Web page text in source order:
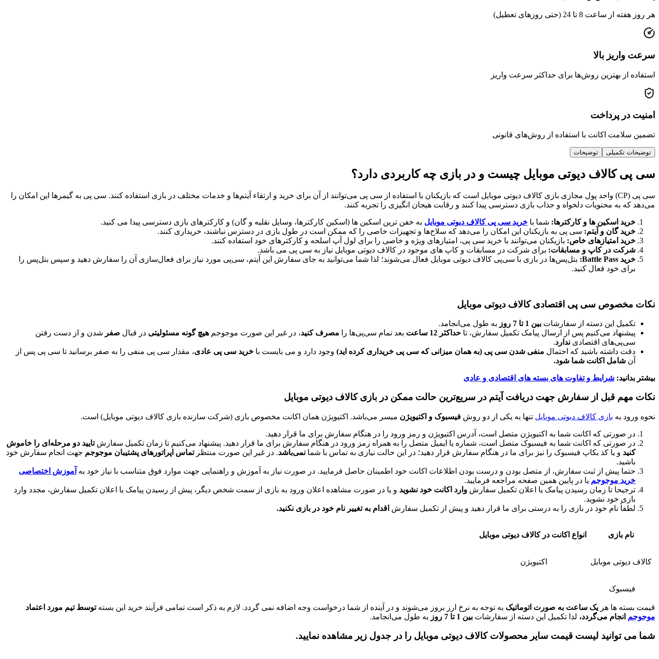
هر روز هفته از ساعت 8 تا 24 (حتی روزهای تعطیل)
سرعت واریز بالا
استفاده از بهترین روش‌ها برای حداکثر سرعت واریز
امنیت در پرداخت
تضمین سلامت اکانت با استفاده از روش‌های قانونی
توضیحات تکمیلی توضیحات
سی پی کالاف دیوتی موبایل چیست و در بازی چه کاربردی دارد؟
سی پی (CP) واحد پول مجازی بازی کالاف دیوتی موبایل است که بازیکنان با استفاده از سی پی می‌توانند از آن برای خرید و ارتقاء آیتم‌ها و خدمات مختلف در بازی استفاده کنند. سی پی به گیمرها این امکان را
می‌دهد که به محتویات دلخواه و جذاب بازی دسترسی پیدا کنند و رقابت هیجان انگیزی را تجربه کنند.
خرید اسکین ها و کارکترها: شما با خرید سی پی کالاف دیوتی موبایل به خفن ترین اسکین ها (اسکین کارکترها، وسایل نقلیه و گان) و کارکترهای بازی دسترسی پیدا می کنید.
خرید گان و آیتم: سی پی به بازیکنان این امکان را می‌دهد که سلاح‌ها و تجهیزات خاصی را که ممکن است در طول بازی در دسترس نباشند، خریداری کنند.
خرید امتیازهای خاص: بازیکنان می‌توانند با خرید سی پی، امتیازهای ویژه و خاصی را برای لول آپ اسلحه و کارکترهای خود استفاده کنند.
شرکت در کاپ و مسابقات: برای شرکت در مسابقات و کاپ های موجود در کالاف دیوتی موبایل نیاز به سی پی می باشد.
خرید Battle Pass:
بتل‌پس‌ها در بازی با سی‌پی کالاف دیوتی موبایل فعال می‌شوند؛ لذا شما می‌توانید به جای سفارش این آیتم، سی‌پی مورد نیاز برای فعال‌سازی آن را سفارش دهید و سپس بتل‌پس را
برای خود فعال کنید.
نکات مخصوص سی پی اقتصادی کالاف دیوتی موبایل
تکمیل این دسته از سفارشات بین 1 تا 7 روز
به طول می‌انجامد.
پیشنهاد می‌کنیم پس از ارسال پیامک تکمیل سفارش، تا حداکثر 12 ساعت بعد تمام سی‌پی‌ها را مصرف کنید، در غیر این صورت موجوجم هیچ گونه مسئولیتی در قبال صفر شدن و از دست رفتن
سی‌پی‌های اقتصادی ندارد.
دقت داشته باشید که احتمال منفی شدن سی پی (به همان میزانی که سی پی خریداری کرده اید) وجود دارد و می بایست با خرید سی پی عادی، مقدار سی پی منفی را به صفر برسانید تا سی پی پس از
آن شامل اکانت شما شود.
بیشتر بدانید: شرایط و تفاوت های بسته های اقتصادی و عادی
نکات مهم قبل از سفارش جهت دریافت آیتم در سریع‌ترین حالت ممکن در بازی کالاف دیوتی موبایل
نحوه ورود به بازی کالاف دیوتی موبایل تنها به یکی از دو روش فیسبوک و اکتیویژن میسر می‌باشد. اکتیویژن همان اکانت مخصوص بازی (شرکت سازنده بازی کالاف دیوتی موبایل) است.
در صورتی که اکانت شما به اکتیویژن متصل است، آدرس اکتیویژن و رمز ورود را در هنگام سفارش برای ما قرار دهید.
در صورتی که اکانت شما به فیسبوک متصل است، شماره یا ایمیل متصل را به همراه رمز ورود در هنگام سفارش برای ما قرار دهید. پیشنهاد می‌کنیم تا زمان تکمیل سفارشتایید دو مرحله‌ای را خاموش
کنید و یا کد بکاپ فیسبوک را نیز برای ما در هنگام سفارش قرار دهید؛ در این حالت نیازی به تماس با شما نمی‌باشد. در غیر این صورت منتظرتماس اپراتورهای پشتیبان موجوجم جهت انجام سفارش خود
باشید.
حتما پیش از ثبت سفارش، از متصل بودن و درست بودن اطلاعات اکانت خود اطمینان حاصل فرمایید. در صورت نیاز به آموزش و راهنمایی جهت موارد فوق متناسب با نیاز خود به آموزش اختصاصی
خرید موجوجم یا در پایین همین صفحه مراجعه فرمایید.
ترجیحا تا زمان رسیدن پیامک یا اعلان تکمیل سفارش وارد اکانت خود نشوید و یا در صورت مشاهده اعلان ورود به بازی از سمت شخص دیگر، پیش از رسیدن پیامک یا اعلان تکمیل سفارش، مجدد وارد
بازی خود نشوید.
لطفاً نام خود در بازی را به درستی برای ما قرار دهید و پیش از تکمیل سفارش اقدام به تغییر نام خود در بازی نکنید.
نام بازی انواع اکانت در کالاف دیوتی موبایل
کالاف دیوتی موبایل اکتیویژن
فیسبوک
قیمت بسته ها هر یک ساعت به صورت اتوماتیک به توجه به نرخ ارز بروز می‌شوند و در آینده از شما درخواست وجه اضافه نمی گردد. لازم به ذکر است تمامی فرآیند خرید این بستهتوسط تیم مورد اعتماد
موجوجم انجام می‌گردد، لذا تکمیل این دسته از سفارشات بین 1 تا 7 روز به طول می‌انجامد.
شما می توانید لیست قیمت سایر محصولات کالاف دیوتی موبایل را در جدول زیر مشاهده نمایید.